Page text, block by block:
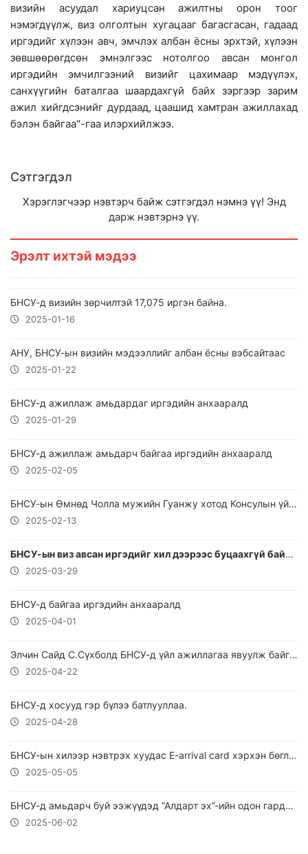
визийн асуудал хариуцсан ажилтны орон тоог
нэмэгдүүлж, виз олголтын хугацааг багасгасан, гадаад
иргэдийг хүлээн авч, эмчлэх албан ёсны эрхтэй, хүлээн
зөвшөөрөгдсөн эмнэлгээс нотолгоо авсан монгол
иргэдийн эмчилгээний визийг цахимаар мэдүүлэх,
санхүүгийн баталгаа шаардахгүй байх зэргээр зарим
ажил хийгдсэнийг дурдаад, цаашид хамтран ажиллахад
бэлэн байгаа"-гаа илэрхийлжээ.
Сэтгэгдэл
Хэрэглэгчээр нэвтэрч байж сэтгэгдэл нэмнэ үү! Энд
дарж нэвтэрнэ үү.
Эрэлт ихтэй мэдээ
БНСУ-д визийн зөрчилтэй 17,075 иргэн байна.
2025-01-16
АНУ, БНСУ-ын визийн мэдээллийг албан ёсны вэбсайтаас
2025-01-22
БНСУ-д ажиллаж амьдардаг иргэдийн анхааралд
2025-01-29
БНСУ-д ажиллаж амьдарч байгаа иргэдийн анхааралд
2025-02-05
БНСУ-ын Өмнөд Чолла мужийн Гуанжу хотод Консулын үйлчилгээ үзүүлнэ
2025-02-13
БНСУ-ын виз авсан иргэдийг хил дээрээс буцаахгүй байх асуудлыг хэлэлцжээ
2025-03-29
БНСУ-д байгаа иргэдийн анхааралд
2025-04-01
Элчин Сайд С.Сүхболд БНСУ-д үйл ажиллагаа явуулж байгаа Монголын хувийн хэвшлийн төлөөлөлтэй уулзлаа.
2025-04-22
БНСУ-д хосууд гэр бүлээ батлууллаа.
2025-04-28
БНСУ-ын хилээр нэвтрэх хуудас E-arrival card хэрхэн бөглөх тухай зөвлөмж
2025-05-05
БНСУ-д амьдарч буй ээжүүдэд “Алдарт эх”-ийн одон гардуулав
2025-06-02